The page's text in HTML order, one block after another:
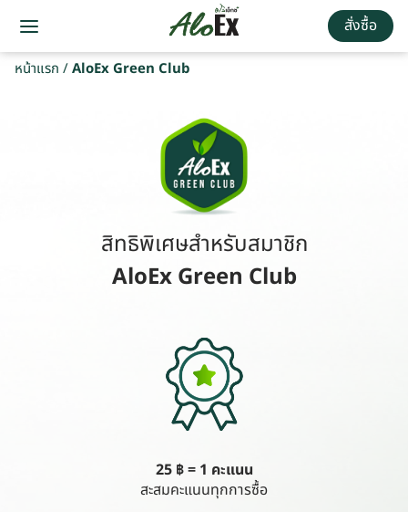
สั่งซื้อ
หน้าแรก /AloEx Green Club
สิทธิพิเศษสำหรับสมาชิก
AloEx Green Club
25 ฿ = 1 คะแนน
สะสมคะแนนทุกการซื้อ